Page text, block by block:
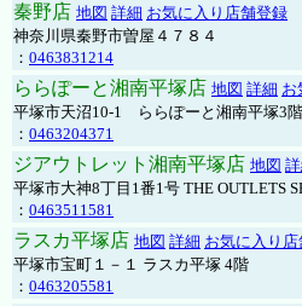
秦野店 地図 詳細 お気に入り店舗登録
神奈川県秦野市曽屋４７８４
： 0463831214
ららぽーと湘南平塚店 地図 詳細 お
平塚市天沼10-1 ららぽーと湘南平塚3階
： 0463204371
ジアウトレット湘南平塚店 地図
平塚市大神8丁目1番1号 THE OUTLETS
： 0463511581
ラスカ平塚店 地図 詳細 お気に入り
平塚市宝町１－１ ラスカ平塚 4階
： 0463205581